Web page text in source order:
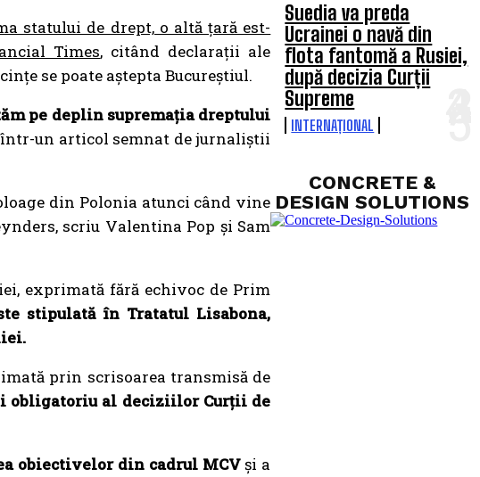
statului de drept, o altă țară est-
Times, citând declarații ale
se poate aștepta Bucureștiul.
pe deplin supremația dreptului
într-un articol semnat de jurnaliștii
din Polonia atunci când vine
scriu Valentina Pop și Sam
exprimată fără echivoc de Prim
stipulată în Tratatul Lisabona,
prin scrisoarea transmisă de
obligatoriu al deciziilor Curții de
obiectivelor din cadrul MCVși a
Suedia va preda
Ucrainei o navă din
flota fantomă a Rusiei,
după decizia Curții
Supreme
INTERNAȚIONAL
CONCRETE &
DESIGN SOLUTIONS